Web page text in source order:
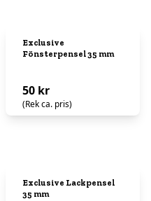
Exclusive
Fönsterpensel 35 mm
50 kr
(Rek ca. pris)
Exclusive Lackpensel
35 mm